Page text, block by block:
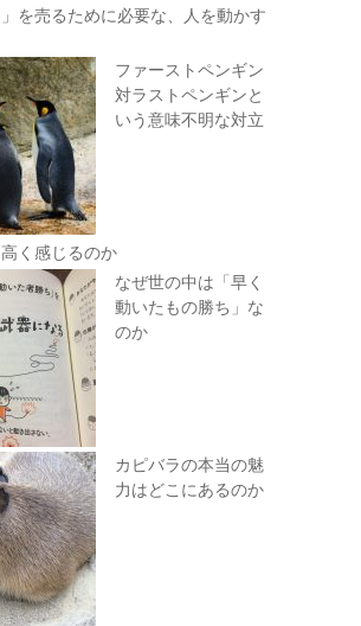
」を売るために必要な、人を動かす
ファーストペンギン
対ラストペンギンと
いう意味不明な対立
く感じるのか
なぜ世の中は「早く
動いたもの勝ち」な
のか
カピバラの本当の魅
力はどこにあるのか